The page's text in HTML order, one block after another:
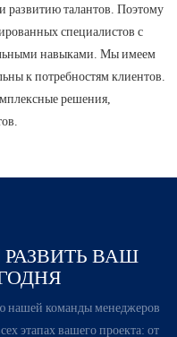
развитию талантов. Поэтому
специалистов с
навыками. Мы имеем
к потребностям клиентов.
решения,
РАЗВИТЬ ВАШ
нашей команды менеджеров
этапах вашего проекта: от